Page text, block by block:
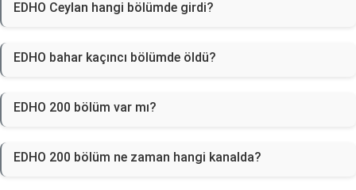
EDHO Ceylan hangi bölümde girdi?
EDHO bahar kaçıncı bölümde öldü?
EDHO 200 bölüm var mı?
EDHO 200 bölüm ne zaman hangi kanalda?